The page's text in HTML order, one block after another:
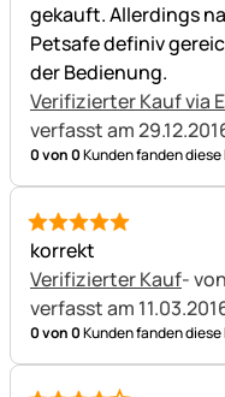
gekauft. Allerdings
Petsafe definiv
der Bedienung.
Verifizierter Kauf via
verfasst am
0 von 0Kunden fanden
5 von 5
korrekt
Verifizierter Kauf-
verfasst am
0 von 0Kunden fanden